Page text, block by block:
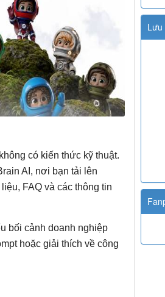
có kiến thức kỹ thuật.
AI, nơi bạn tải lên
FAQ và các thông tin
bối cảnh doanh nghiệp
hoặc giải thích về công
Lưu